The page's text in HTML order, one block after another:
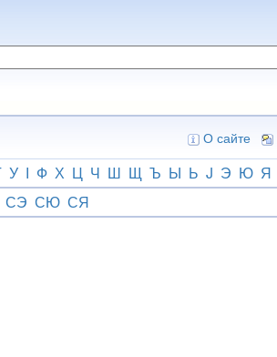
О сайте
У І Ф Х Ц Ч Ш Щ Ъ Ы Ь J Э Ю Я
СЭ СЮ СЯ